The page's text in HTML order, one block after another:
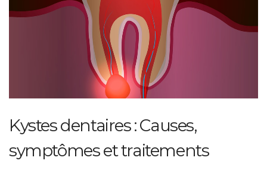
Kystes dentaires : Causes,
symptômes et traitements